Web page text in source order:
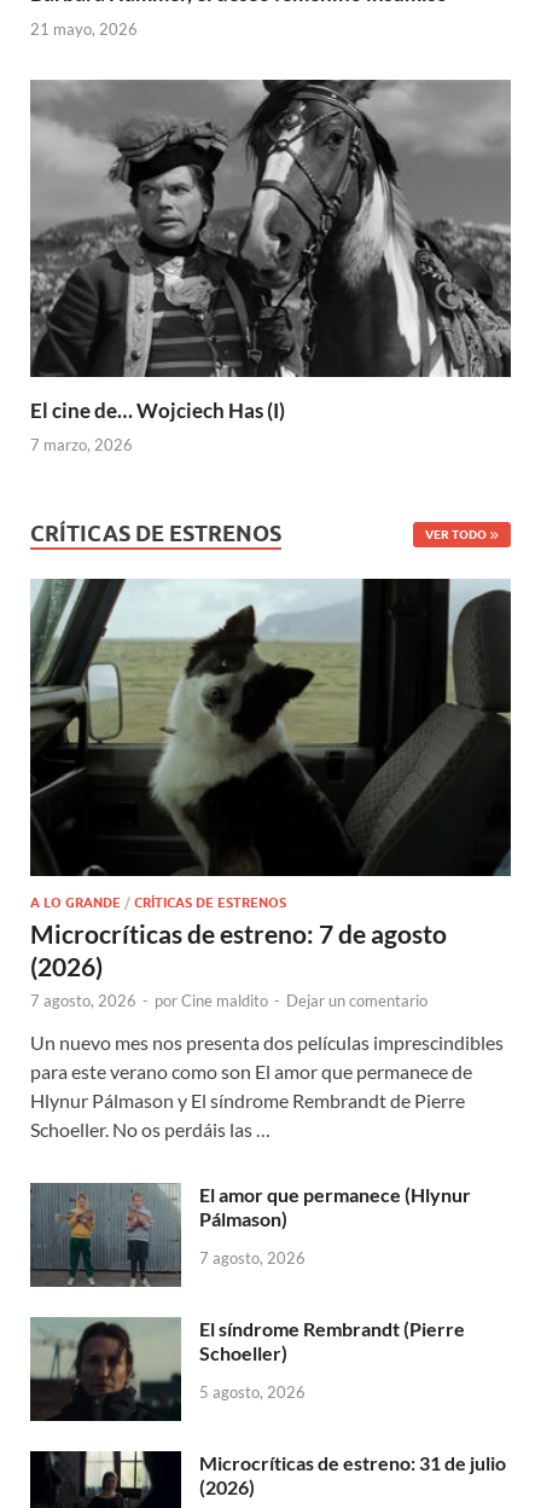
21 mayo, 2026
El cine de… Wojciech Has (I)
7 marzo, 2026
CRÍTICAS DE ESTRENOS VER TODO
A LO GRANDE / CRÍTICAS DE ESTRENOS
Microcríticas de estreno: 7 de agosto
(2026)
7 agosto, 2026 - porCine maldito - Dejar un comentario
Un nuevo mes nos presenta dos películas imprescindibles
para este verano como son El amor que permanece de
Hlynur Pálmason y El síndrome Rembrandt de Pierre
Schoeller. No os perdáis las …
El amor que permanece (Hlynur
Pálmason)
7 agosto, 2026
El síndrome Rembrandt (Pierre
Schoeller)
5 agosto, 2026
Microcríticas de estreno: 31 de julio
(2026)